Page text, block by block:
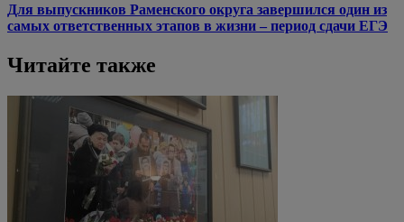
Для выпускников Раменского округа завершился один из
самых ответственных этапов в жизни – период сдачи ЕГЭ
Читайте также